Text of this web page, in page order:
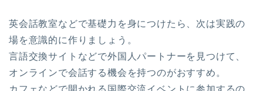
英会話教室などで基礎力を身につけたら、次は実践の
場を意識的に作りましょう。
言語交換サイトなどで外国人パートナーを見つけて、
オンラインで会話する機会を持つのがおすすめ。
カフェなどで開かれる国際交流イベントに参加するの